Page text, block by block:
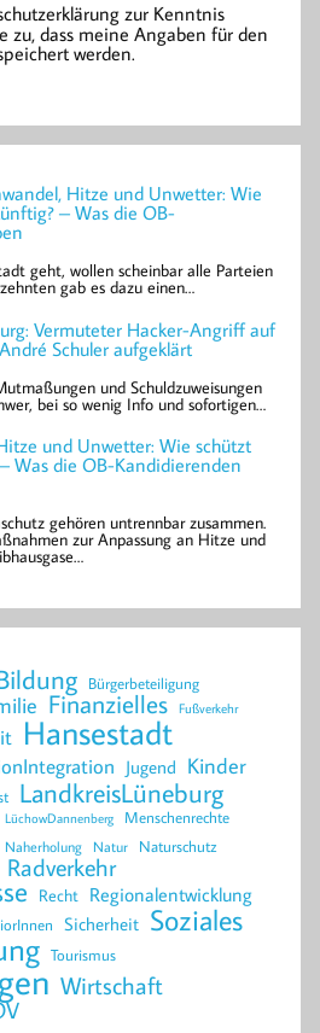
zur Kenntnis
zu, dass meine Angaben für den
werden.
Hitze und Unwetter: Wie
– Was die OB-
geht, wollen scheinbar alle Parteien
gab es dazu einen…
Vermuteter Hacker-Angriff auf
Schuler aufgeklärt
und Schuldzuweisungen
bei so wenig Info und sofortigen…
und Unwetter: Wie schützt
Was die OB-Kandidierenden
gehören untrennbar zusammen.
zur Anpassung an Hitze und
Bürgerbeteiligung
Finanzielles Fußverkehr
Hansestadt
Jugend Kinder
LandkreisLüneburg
LüchowDannenberg Menschenrechte
Naherholung Natur Naturschutz
Radverkehr
Recht Regionalentwicklung
Sicherheit Soziales
Tourismus
Wirtschaft